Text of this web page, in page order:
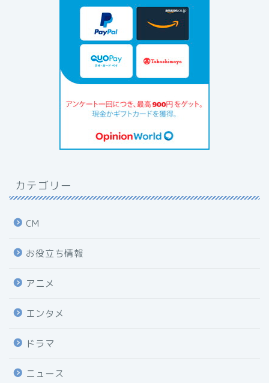
カテゴリー
CM
お役立ち情報
アニメ
エンタメ
ドラマ
ニュース